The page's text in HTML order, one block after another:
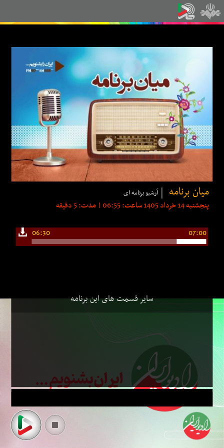
میان برنامه آرشیو برنامه ای
پنجشنبه 14 خرداد 1405 ساعت: 06:55 | مدت: 5 دقیقه
06:30 07:00
سایر قسمت های این برنامه